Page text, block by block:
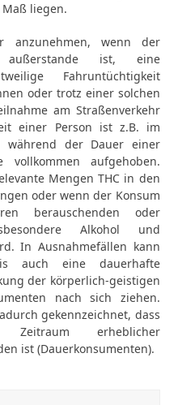
liegen.
anzunehmen, wenn der
außerstande ist, eine
Fahruntüchtigkeit
oder trotz einer solchen
am Straßenverkehr
einer Person ist z.B. im
während der Dauer einer
vollkommen aufgehoben.
Mengen THC in den
oder wenn der Konsum
berauschenden oder
Alkohol und
In Ausnahmefällen kann
auch eine dauerhafte
der körperlich-geistigen
nach sich ziehen.
gekennzeichnet, dass
erheblicher
ist (Dauerkonsumenten).